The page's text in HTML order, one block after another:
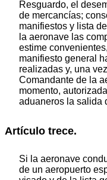
Resguardo, el
de mercancías;
manifiestos y lista
la aeronave las
estime
manifiesto general
realizadas y, una
Comandante de la
momento,
aduaneros la salida
Artículo trece.
Si la aeronave
de un aeropuerto